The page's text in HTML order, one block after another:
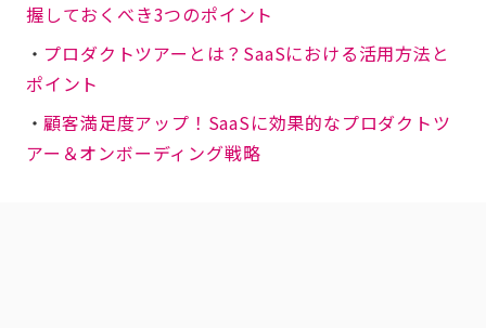
握しておくべき3つのポイント
・ プロダクトツアーとは？SaaSにおける活用方法と
ポイント
・顧客満足度アップ！SaaSに効果的なプロダクトツ
アー＆オンボーディング戦略